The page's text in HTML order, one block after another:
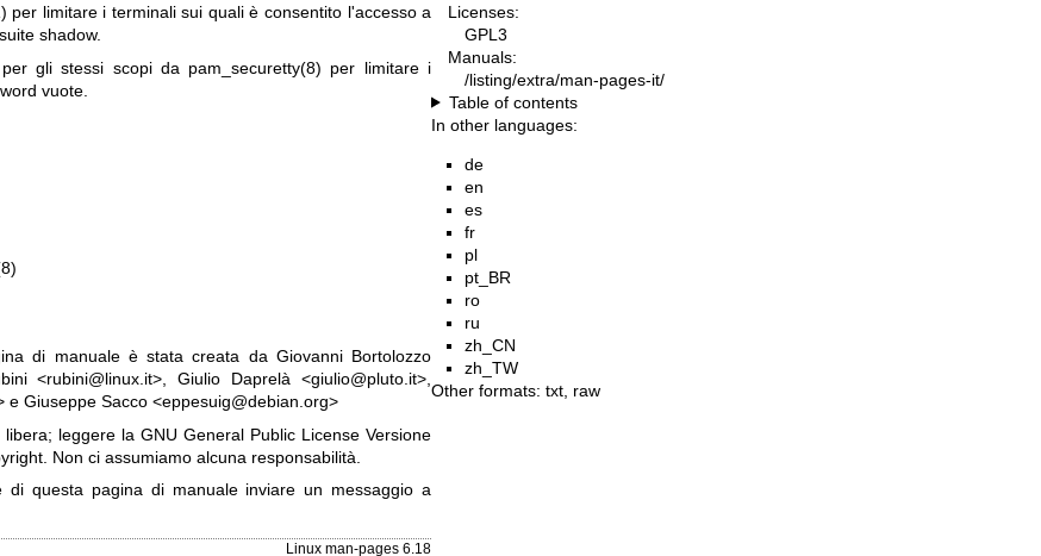
per limitare i terminali sui quali è consentito l'accesso a
shadow.
gli stessi scopi da pam_securetty(8) per limitare i
vuote.
di manuale è stata creata da Giovanni Bortolozzo
<rubini@linux.it>, Giulio Daprelà <giulio@pluto.it>,
e Giuseppe Sacco <eppesuig@debian.org>
leggere la GNU General Public License Versione
Non ci assumiamo alcuna responsabilità.
di questa pagina di manuale inviare un messaggio a
Linux man-pages 6.18
Licenses:
GPL3
Manuals:
/listing/extra/man-pages-it/
Table of contents
In other languages:
de
en
es
fr
pl
pt_BR
ro
ru
zh_CN
zh_TW
Other formats: txt raw